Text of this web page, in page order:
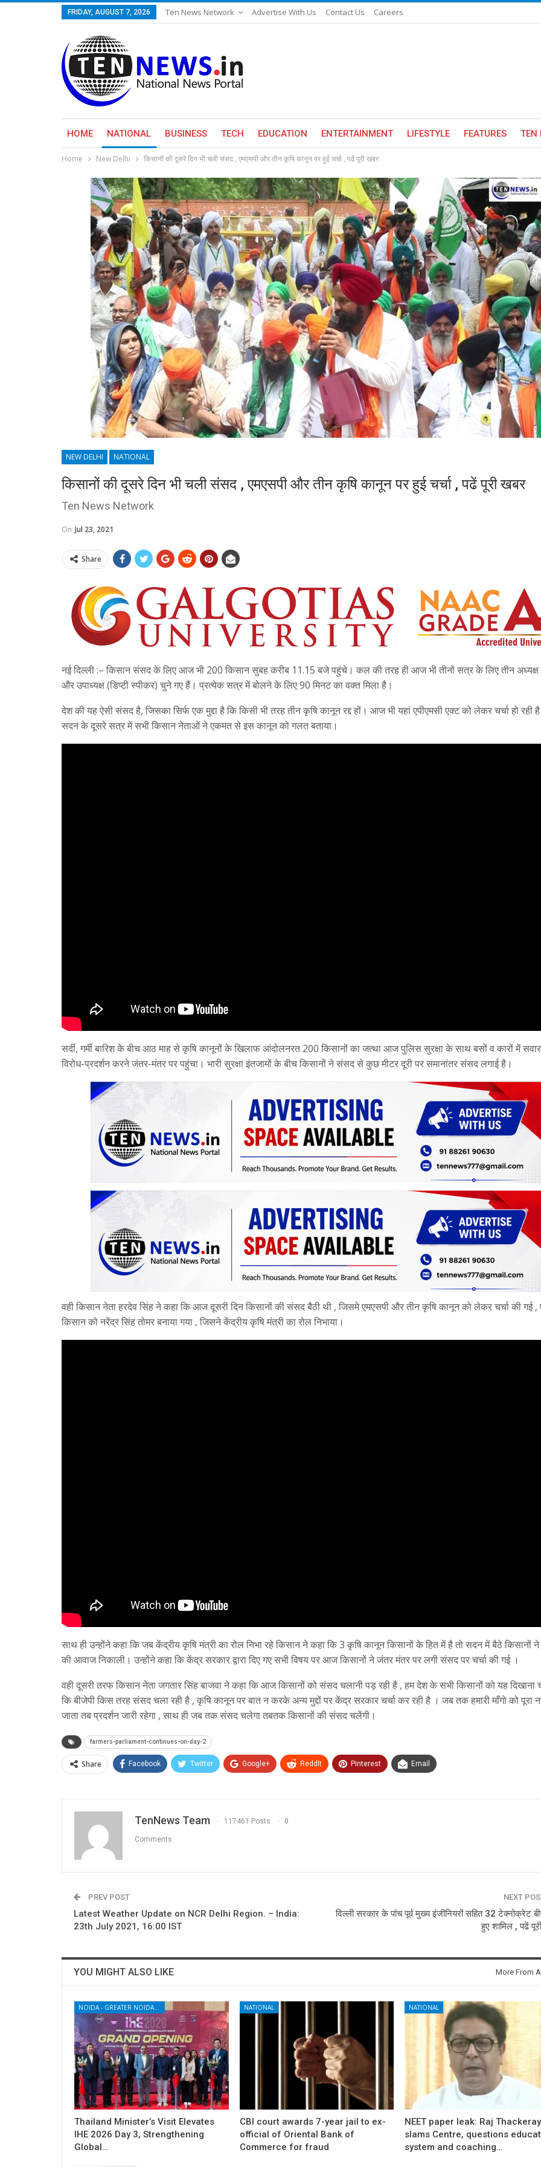
FRIDAY, AUGUST 7, 2026 Ten News Network Advertise With Us Contact Us Careers
HOME NATIONAL BUSINESS TECH EDUCATION ENTERTAINMENT LIFESTYLE FEATURES TEN
Home New Delhi किसानों की दूसरे दिन भी चली संसद , एमएसपी और तीन कृषि कानून पर हुई चर्चा , पढें पूरी खबर
NEW DELHI NATIONAL
किसानों की दूसरे दिन भी चली संसद , एमएसपी और तीन कृषि कानून पर हुई चर्चा , पढें पूरी खबर
Ten News Network
On Jul 23, 2021
Share
नई दिल्ली :– किसान संसद के लिए आज भी 200 किसान सुबह करीब 11.15 बजे पहुंचे। कल की तरह ही आज भी तीनों सत्र के लिए तीन अध्यक्ष
और उपाध्यक्ष (डिप्टी स्पीकर) चुने गए हैं। प्रत्येक सत्र में बोलने के लिए 90 मिनट का वक्त मिला है।
देश की यह ऐसी संसद है, जिसका सिर्फ एक मुद्दा है कि किसी भी तरह तीन कृषि कानून रद्द हों। आज भी यहां एपीएमसी एक्ट को लेकर चर्चा हो रही
सदन के दूसरे सत्र में सभी किसान नेताओं ने एकमत से इस कानून को गलत बताया।
सर्दी, गर्मी बारिश के बीच आठ माह से कृषि कानूनों के खिलाफ आंदोलनरत 200 किसानों का जत्था आज पुलिस सुरक्षा के साथ बसों व कारों में
विरोध-प्रदर्शन करने जंतर-मंतर पर पहुंचा। भारी सुरक्षा इंतजामों के बीच किसानों ने संसद से कुछ मीटर दूरी पर समानांतर संसद लगाई है।
वही किसान नेता हरदेव सिंह ने कहा कि आज दूसरी दिन किसानों की संसद बैठी थी , जिसमे एमएसपी और तीन कृषि कानून को लेकर चर्चा की गई
किसान को नरेंद्र सिंह तोमर बनाया गया , जिसने केंद्रीय कृषि मंत्री का रोल निभाया।
साथ ही उन्होंने कहा कि जब केंद्रीय कृषि मंत्री का रोल निभा रहे किसान ने कहा कि 3 कृषि कानून किसानों के हित में है तो सदन में बैठे किसानों
की आवाज निकाली। उन्होंने कहा कि केंद्र सरकार द्वारा दिए गए सभी विषय पर आज किसानों ने जंतर मंतर पर लगी संसद पर चर्चा की गई ।
वही दूसरी तरफ किसान नेता जगतार सिंह बाजवा ने कहा कि आज किसानों को संसद चलानी पड़ रही है , हम देश के सभी किसानों को यह दिखाना
कि बीजेपी किस तरह संसद चला रही है , कृषि कानून पर बात न करके अन्य मुद्दों पर केंद्र सरकार चर्चा कर रही है । जब तक हमारी माँगो को पूरा
जाता तब प्रदर्शन जारी रहेगा , साथ ही जब तक संसद चलेगा तबतक किसानों की संसद चलेंगी।
farmers-parliament-continues-on-day-2
Share Facebook Twitter Google+ ReddIt Pinterest Email
TenNews Team 117461 Posts 0
Comments
PREV POST
Latest Weather Update on NCR Delhi Region. – India:
23th July 2021, 16:00 IST
NEXT
दिल्ली सरकार के पांच पूर्व मुख्य इंजीनियरों सहित 32 टेक्नोक्रेट
हुए शामिल , पढें
YOU MIGHT ALSO LIKE More From
NOIDA - GREATER NOIDA - YAMUNA EXPRESSWAY
Thailand Minister’s Visit Elevates
IHE 2026 Day 3, Strengthening
Global…
NATIONAL
CBI court awards 7-year jail to ex-
official of Oriental Bank of
Commerce for fraud
NATIONAL
NEET paper leak: Raj Thackeray
slams Centre, questions
system and coaching…